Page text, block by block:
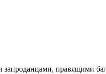
запроданцами, правящими